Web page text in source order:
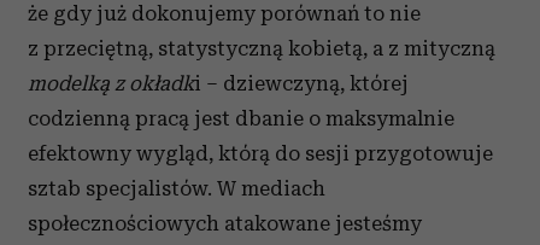
że gdy już dokonujemy porównań to nie
z przeciętną, statystyczną kobietą, a z mityczną
modelką z okładki – dziewczyną, której
codzienną pracą jest dbanie o maksymalnie
efektowny wygląd, którą do sesji przygotowuje
sztab specjalistów. W mediach
społecznościowych atakowane jesteśmy